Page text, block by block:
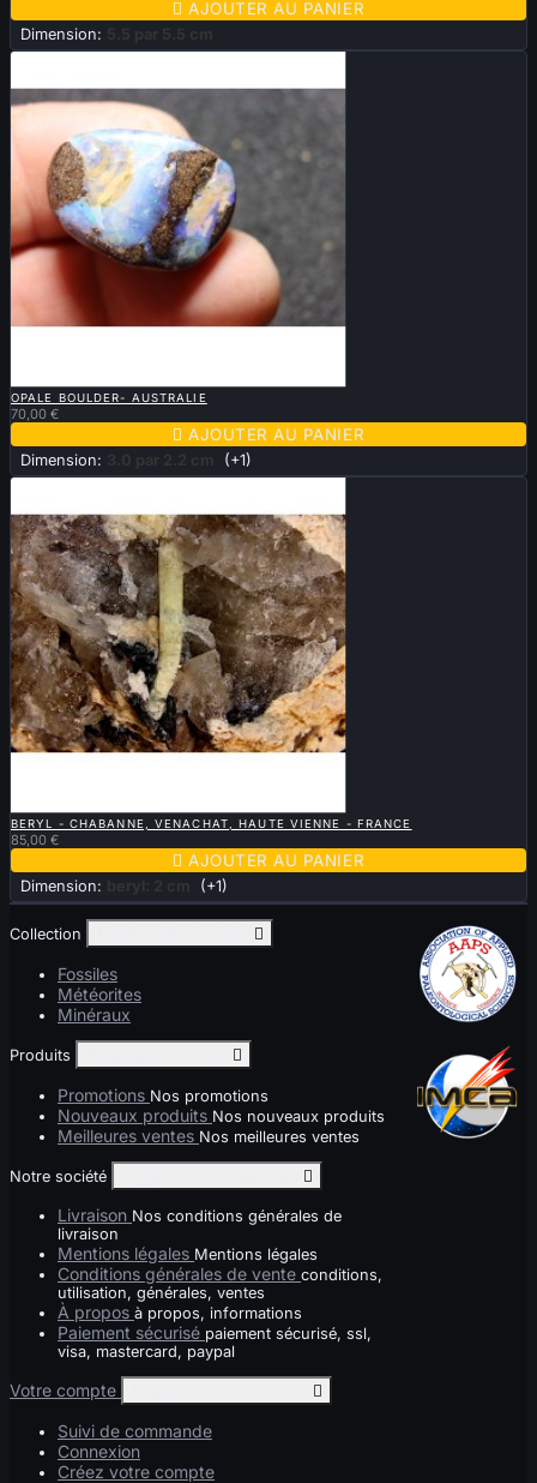
 AJOUTER AU PANIER
Dimension: 5.5 par 5.5 cm
OPALE BOULDER- AUSTRALIE
70,00 €
 AJOUTER AU PANIER
Dimension: 3.0 par 2.2 cm (+1)
BERYL - CHABANNE, VENACHAT, HAUTE VIENNE - FRANCE
85,00 €
 AJOUTER AU PANIER
Dimension: beryl: 2 cm (+1)
Collection 
Fossiles
Météorites
Minéraux
Produits 
Promotions Nos promotions
Nouveaux produits Nos nouveaux produits
Meilleures ventes Nos meilleures ventes
Notre société 
Livraison Nos conditions générales de
livraison
Mentions légales Mentions légales
Conditions générales de vente conditions,
utilisation, générales, ventes
À propos à propos, informations
Paiement sécurisé paiement sécurisé, ssl,
visa, mastercard, paypal
Votre compte 
Suivi de commande
Connexion
Créez votre compte